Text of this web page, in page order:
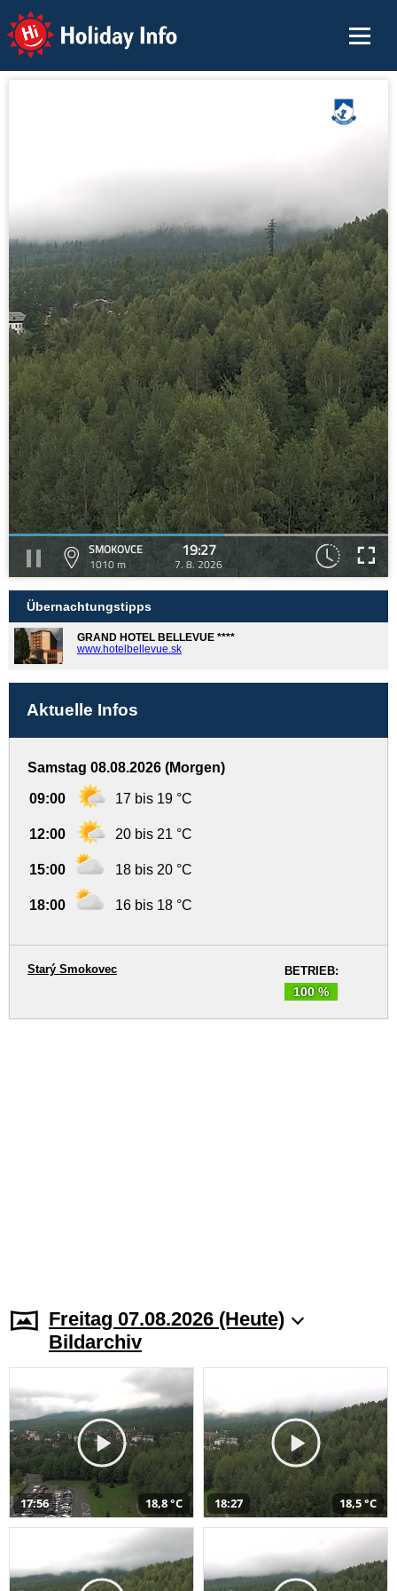
Holiday Info
SMOKOVCE
1010 m
19:27
7. 8. 2026
Übernachtungstipps
GRAND HOTEL BELLEVUE ****
www.hotelbellevue.sk
Aktuelle Infos
Samstag 08.08.2026 (Morgen)
09:00 17 bis 19 °C
12:00 20 bis 21 °C
15:00 18 bis 20 °C
18:00 16 bis 18 °C
BETRIEB:
100 %
Starý Smokovec
Freitag 07.08.2026 (Heute)
Bildarchiv
17:56 18,8 °C 18:27 18,5 °C